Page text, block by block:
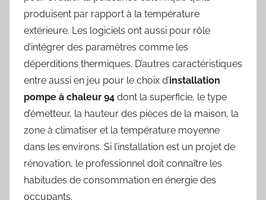
produisent par rapport à la température
extérieure. Les logiciels ont aussi pour rôle
d’intégrer des paramètres comme les
déperditions thermiques. D’autres caractéristiques
entre aussi en jeu pour le choix d’installation
pompe à chaleur 94 dont la superficie, le type
d’émetteur, la hauteur des pièces de la maison, la
zone à climatiser et la température moyenne
dans les environs. Si l’installation est un projet de
rénovation, le professionnel doit connaître les
habitudes de consommation en énergie des
occupants.